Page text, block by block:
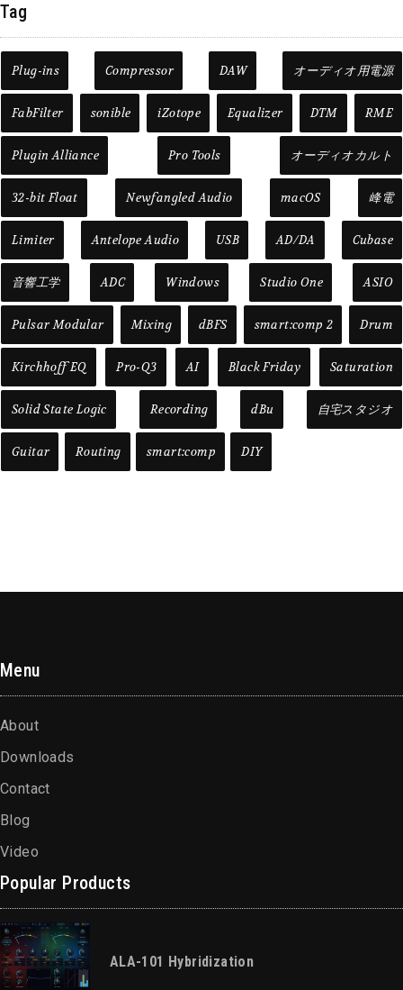
Tag
Plug-ins Compressor DAW オーディオ用電源
FabFilter sonible iZotope Equalizer DTM RME
Plugin Alliance Pro Tools オーディオカルト
32-bit Float Newfangled Audio macOS 峰電
Limiter Antelope Audio USB AD/DA Cubase
音響工学 ADC Windows Studio One ASIO
Pulsar Modular Mixing dBFS smart:comp 2 Drum
Kirchhoff EQ Pro-Q3 AI Black Friday Saturation
Solid State Logic Recording dBu 自宅スタジオ
Guitar Routing smart:comp DIY
Menu
About
Downloads
Contact
Blog
Video
Popular Products
ALA-101 Hybridization